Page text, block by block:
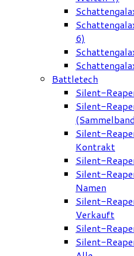
6)
Battletech
Silent-
Silent-
Silent-
Kontrakt
Silent-
Silent-
Namen
Silent-
Verkauft
Silent-
Silent-